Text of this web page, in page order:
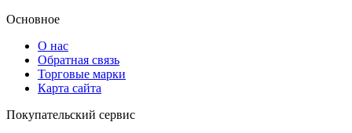
Основное
О нас
Обратная связь
Торговые марки
Карта сайта
Покупательский сервис